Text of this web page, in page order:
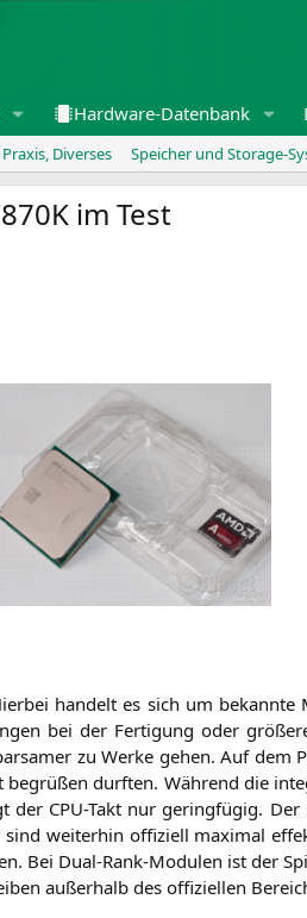
Hardware-Datenbank
Diverses Speicher und Storage-
im Test
han­delt es sich um bekann­te
bei der Fer­ti­gung oder
zu Wer­ke gehen. Auf dem
begrü­ßen durf­ten. Wäh­rend die
CPU-Takt nur gering­fü­gig.
wei­ter­hin offi­zi­ell maxi­mal
Bei Dual-Rank-Modu­len ist der
außer­halb des offi­zi­el­len